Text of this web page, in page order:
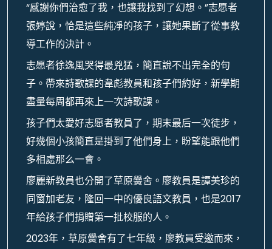
“感謝你們治愈了我，也讓我找到了幻想。”志愿者
張婷說，恰是這些純凈的孩子，讓她果斷了從事教
導工作的決計。
志愿者徐逸風哭得最兇猛，簡直說不出完全的句
子。帶來詩歌課的韋彪教員和孩子們約好，新學期
盡量每周都再來上一次詩歌課。
孩子們太愛好志愿者教員了，期末最后一次徒步，
好幾個小孩簡直是掛到了他們身上，盼望能跟他們
多相處那么一會。
廖麗新教員也分開了草原黌舍。廖教員是譚美珍的
同窗加老友，隆回一中的優良語文教員，也是2017
年給孩子們捐贈第一批校服的人。
2023年，草原黌舍有了七年級，廖教員受邀而來，